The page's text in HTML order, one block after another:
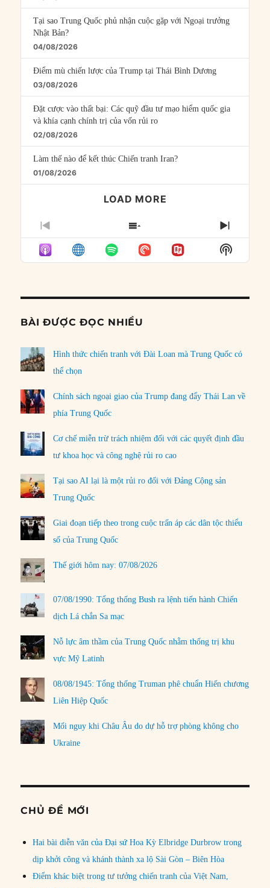
Tại sao Trung Quốc phủ nhận cuộc gặp với Ngoại trưởng
Nhật Bản?
04/08/2026
Điểm mù chiến lược của Trump tại Thái Bình Dương
03/08/2026
Đặt cược vào thất bại: Các quỹ đầu tư mạo hiểm quốc gia
và khía cạnh chính trị của vốn rủi ro
02/08/2026
Làm thế nào để kết thúc Chiến tranh Iran?
01/08/2026
LOAD MORE
PREVIOUS
EPISODE
SHOW
EPISODES
LIST
NEXT
Show
Podcast
BÀI ĐƯỢC ĐỌC NHIỀU
Hình thức chiến tranh với Đài Loan mà Trung Quốc có
thể chọn
Chính sách ngoại giao của Trump đang đẩy Thái Lan về
phía Trung Quốc
Cơ chế miễn trừ trách nhiệm đối với các quyết định đầu
tư khoa học và công nghệ rủi ro cao
Tại sao AI lại là một rủi ro đối với Đảng Cộng sản
Trung Quốc
Giai đoạn tiếp theo trong cuộc trấn áp các dân tộc thiểu
số của Trung Quốc
Thế giới hôm nay: 07/08/2026
07/08/1990: Tổng thống Bush ra lệnh tiến hành Chiến
dịch Lá chắn Sa mạc
Nỗ lực âm thầm của Trung Quốc nhằm thống trị khu
vực Mỹ Latinh
08/08/1945: Tổng thống Truman phê chuẩn Hiến chương
Liên Hiệp Quốc
Mối nguy khi Châu Âu do dự hỗ trợ phòng không cho
Ukraine
CHỦ ĐỀ MỚI
Hai bài diễn văn của Đại sứ Hoa Kỳ Elbridge Durbrow trong
dịp khởi công và khánh thành xa lộ Sài Gòn – Biên Hòa
Điểm khác biệt trong tư tưởng chiến tranh của Việt Nam,